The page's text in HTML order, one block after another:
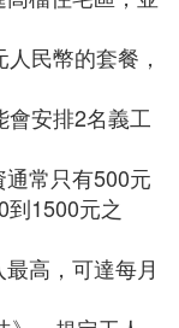
民幣的套餐，
安排2名義工
常只有500元
到1500元之
高，可達每月